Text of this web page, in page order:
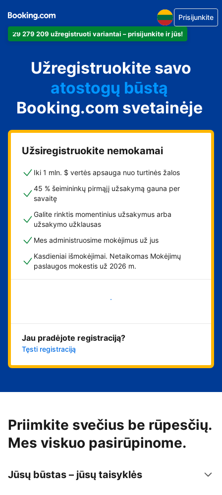
29 279 209 užregistruoti variantai – prisijunkite ir jūs!
Prisijunkite
Užregistruokite savo
apartamentus
viešbutį
atostogų būstą
svečių namus
nakvynės su pusryčiais
namus
Booking.com svetainėje
Užsiregistruokite nemokamai
Iki 1 mln. $ vertės apsauga nuo turtinės žalos
45 % šeimininkų pirmąjį užsakymą gauna per
savaitę
Galite rinktis momentinius užsakymus arba
užsakymo užklausas
Mes administruosime mokėjimus už jus
Kasdieniai išmokėjimai. Netaikomas Mokėjimų
paslaugos mokestis už 2026 m.
Pradėti
Jau pradėjote registraciją?
Tęsti registraciją
Priimkite svečius be rūpesčių.
Mes viskuo pasirūpinome.
Jūsų būstas – jūsų taisyklės